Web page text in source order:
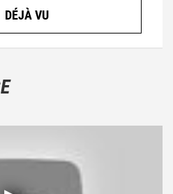
DÉJÀ VU